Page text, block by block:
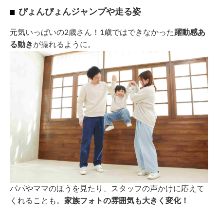
ぴょんぴょんジャンプや走る姿
元気いっぱいの2歳さん！1歳ではできなかった躍動感あ
る動きが撮れるように。
パパやママのほうを見たり、スタッフの声かけに応えて
くれることも。 家族フォトの雰囲気も大きく変化！